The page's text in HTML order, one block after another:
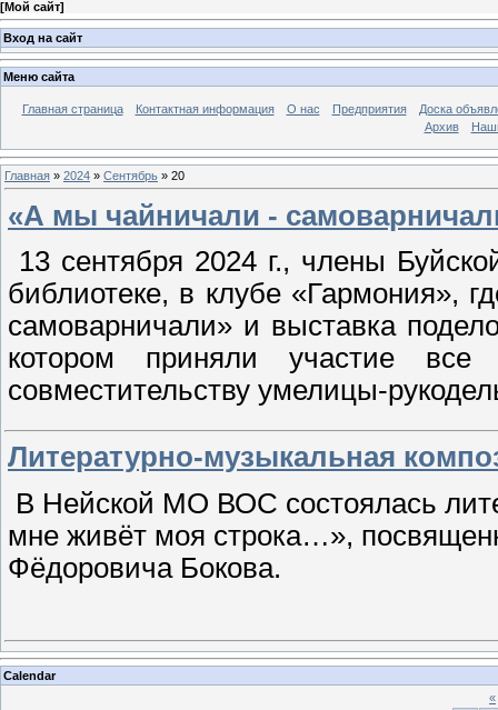
[Мой сайт]
Вход на сайт
Меню сайта
Главная страница Контактная информация О нас Предприятия
Доска
Архив
Главная » 2024 » Сентябрь » 20
«А мы чайничали -
13 сентября 2024 г., члены
библиотеке, в клубе «Гармония»,
самоварничали» и выставка
котором приняли участие
совместительству умелицы-
Литературно-музыкальная
В Нейской МО ВОС состоялась
мне живёт моя строка…»,
Фёдоровича Бокова.
Calendar
«